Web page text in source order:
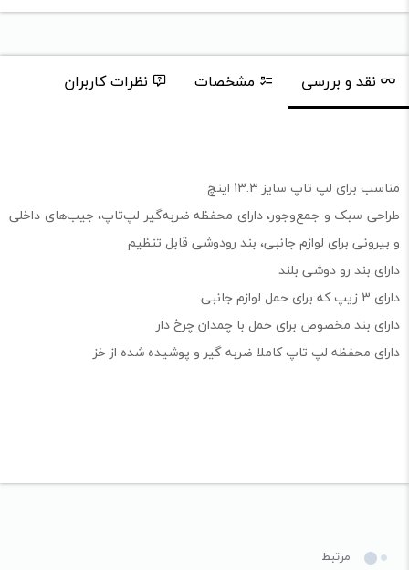
نقد و بررسی مشخصات نظرات کاربران
مناسب برای لپ تاپ سایز 13.3 اینچ
طراحی سبک و جمع‌وجور، دارای محفظه ضربه‌گیر لپ‌تاپ، جیب‌های داخلی
و بیرونی برای لوازم جانبی، بند رودوشی قابل تنظیم
دارای بند رو دوشی بلند
دارای 3 زیپ که برای حمل لوازم جانبی
دارای بند مخصوص برای حمل با چمدان چرخ دار
دارای محفظه لپ تاپ کاملا ضربه گیر و پوشیده شده از خز
مرتبط